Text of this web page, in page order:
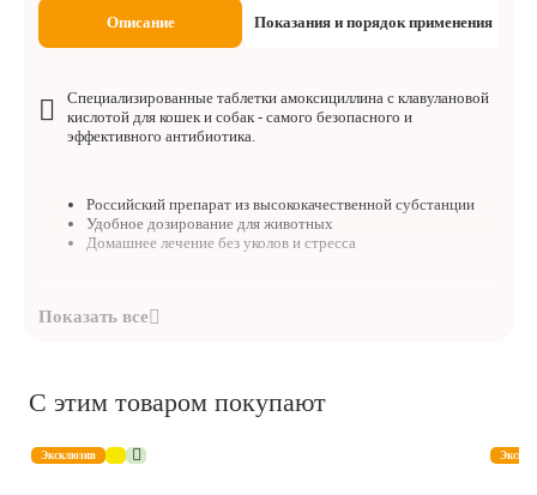
Описание Показания и порядок применения
Специализированные таблетки амоксициллина с клавулановой
кислотой для кошек и собак - самого безопасного и
эффективного антибиотика.
Российский препарат из высококачественной субстанции
Удобное дозирование для животных
Домашнее лечение без уколов и стресса
По внешнему виду Синуксол представляет собой плоские круглые
Состав: 1 таблетка Синуксола 250 содержит 200 мг амоксициллина
С этим товаром покупают
Эксклюзив